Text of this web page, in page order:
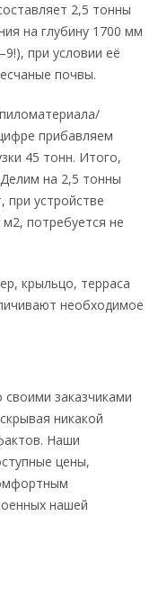
2,5 тонны
на глубину 1700 мм
при условии её
почвы.
прибавляем
45 тонн. Итого,
на 2,5 тонны
при устройстве
потребуется не
крыльцо, терраса
необходимое
заказчиками
никакой
Наши
цены,
нашей